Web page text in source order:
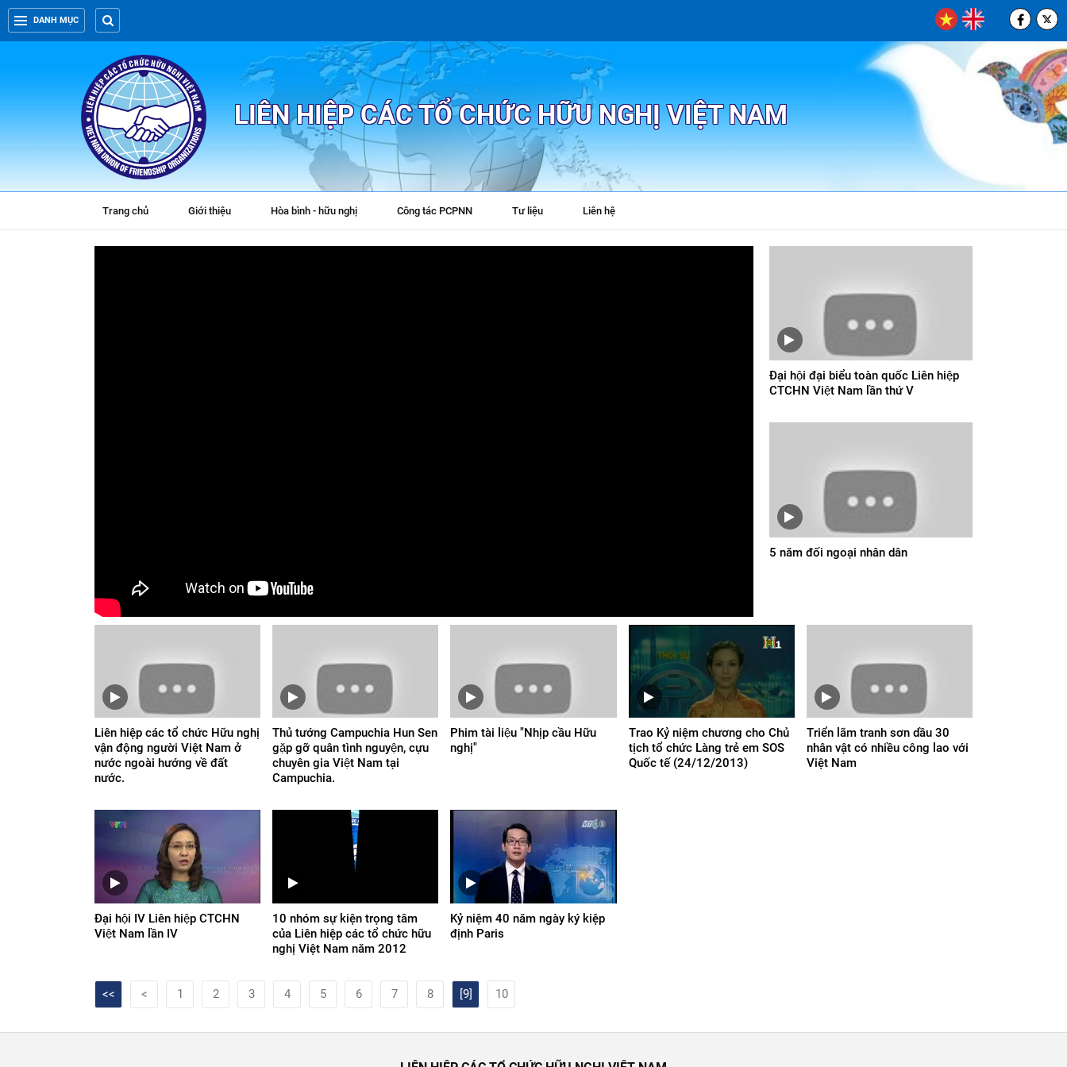
DANH MỤC
LIÊN HIỆP CÁC TỔ CHỨC HỮU NGHỊ VIỆT NAM
Trang chủ Giới thiệu Hòa bình - hữu nghị Công tác PCPNN Tư liệu Liên hệ
Đại hội đại biểu toàn quốc Liên hiệp
CTCHN Việt Nam lần thứ V
5 năm đối ngoại nhân dân
Liên hiệp các tổ chức Hữu nghị
vận động người Việt Nam ở
nước ngoài hướng về đất
nước.
Thủ tướng Campuchia Hun Sen
gặp gỡ quân tình nguyện, cựu
chuyên gia Việt Nam tại
Campuchia.
Phim tài liệu "Nhịp cầu Hữu
nghị"
Trao Kỷ niệm chương cho Chủ
tịch tổ chức Làng trẻ em SOS
Quốc tế (24/12/2013)
Triển lãm tranh sơn dầu 30
nhân vật có nhiều công lao với
Việt Nam
Đại hội IV Liên hiệp CTCHN
Việt Nam lần IV
10 nhóm sự kiện trọng tâm
của Liên hiệp các tổ chức hữu
nghị Việt Nam năm 2012
Kỷ niệm 40 năm ngày ký kiệp
định Paris
<< < 1 2 3 4 5 6 7 8 [9] 10